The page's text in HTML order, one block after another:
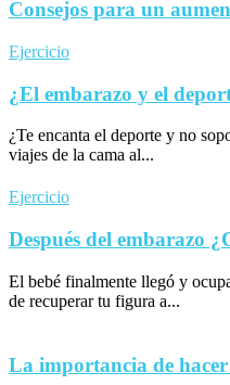
Consejos para un
Ejercicio
¿El embarazo y el
¿Te encanta el deporte y no
viajes de la cama al...
Ejercicio
Después del embarazo
El bebé finalmente llegó y
de recuperar tu figura a...
La importancia de